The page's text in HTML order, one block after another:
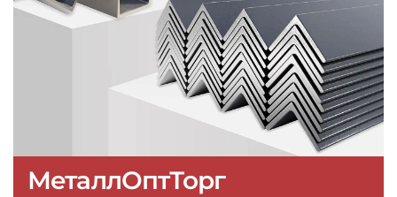
МеталлОптТорг